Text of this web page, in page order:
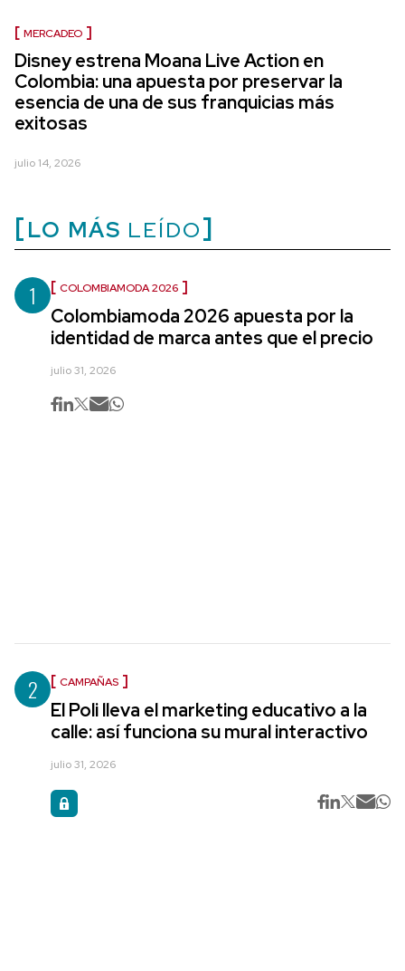
MERCADEO
Disney estrena Moana Live Action en
Colombia: una apuesta por preservar la
esencia de una de sus franquicias más
exitosas
julio 14, 2026
LO MÁS LEÍDO
1 COLOMBIAMODA 2026
Colombiamoda 2026 apuesta por la
identidad de marca antes que el precio
julio 31, 2026
2 CAMPAÑAS
El Poli lleva el marketing educativo a la
calle: así funciona su mural interactivo
julio 31, 2026